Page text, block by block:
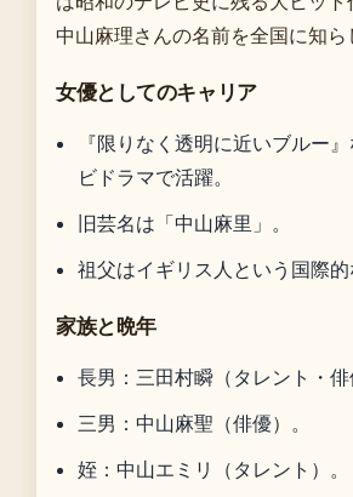
中山麻理さんの名前を全国に知ら
女優としてのキャリア
『限りなく透明に近いブルー
ビドラマで活躍。
旧芸名は「中山麻里」。
祖父はイギリス人という国際的
家族と晩年
長男：三田村瞬（タレント・俳
三男：中山麻聖（俳優）。
姪：中山エミリ（タレント）。